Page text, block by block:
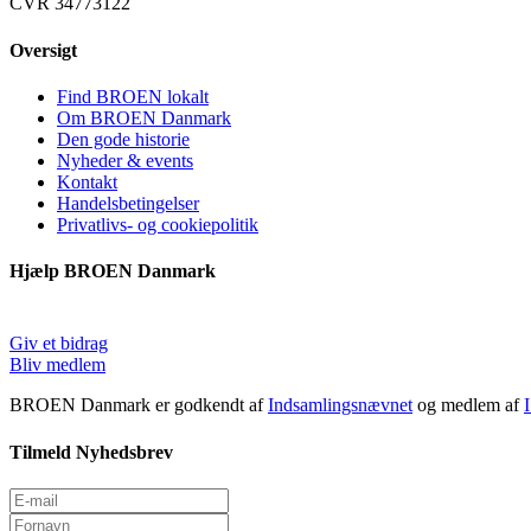
Oversigt
Find BROEN lokalt
Om BROEN Danmark
Den gode historie
Nyheder & events
Kontakt
Handelsbetingelser
Privatlivs- og cookiepolitik
Hjælp BROEN Danmark
Giv et bidrag
Bliv medlem
BROEN Danmark er godkendt afIndsamlingsnævnetog medlem af
Tilmeld Nyhedsbrev